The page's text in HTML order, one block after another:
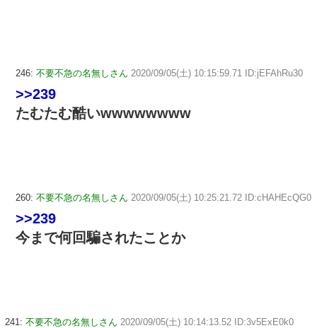
246: 不要不急の名無しさん 2020/09/05(土) 10:15:59.71 ID:jEFAhRu30
>>239
たむたむ酷いwwwwwwww
260: 不要不急の名無しさん 2020/09/05(土) 10:25:21.72 ID:cHAHEcQG0
>>239
今まで何回騙されたことか
241: 不要不急の名無しさん 2020/09/05(土) 10:14:13.52 ID:3v5ExE0k0